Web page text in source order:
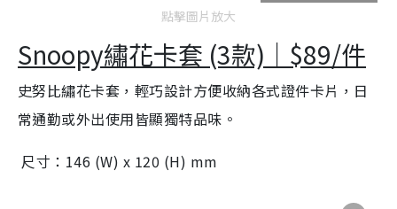
點擊圖片放大
Snoopy繡花卡套 (3款)｜$89/件
史努比繡花卡套，輕巧設計方便收納各式證件卡片，日
常通勤或外出使用皆顯獨特品味。
尺寸：146 (W) x 120 (H) mm